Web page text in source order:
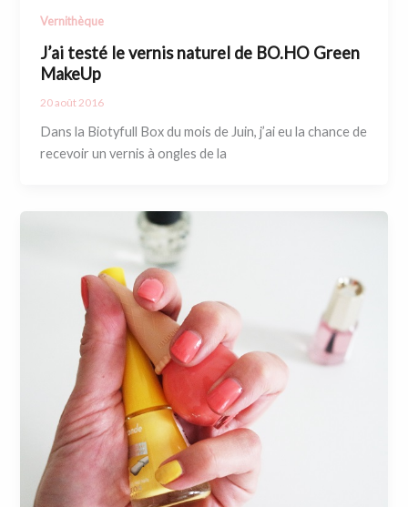
Vernithèque
J’ai testé le vernis naturel de BO.HO Green
MakeUp
20 août 2016
Dans la Biotyfull Box du mois de Juin, j’ai eu la chance de
recevoir un vernis à ongles de la